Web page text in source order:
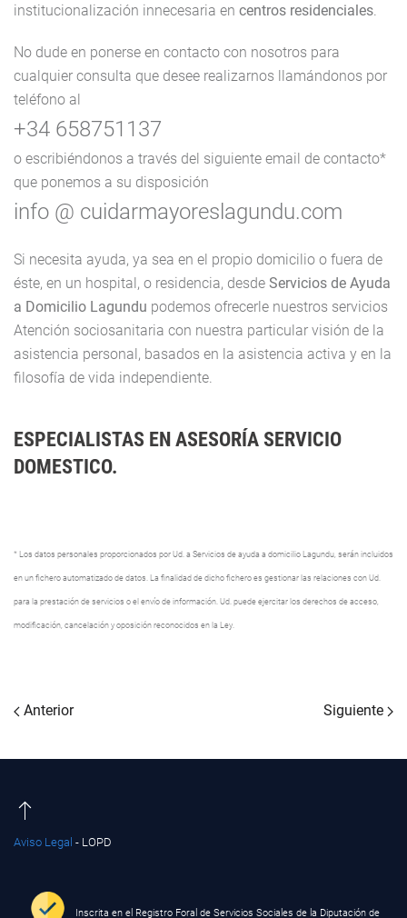
institucionalización innecesaria en centros residenciales.
No dude en ponerse en contacto con nosotros para
cualquier consulta que desee realizarnos llamándonos por
teléfono al
+34 658751137
o escribiéndonos a través del siguiente email de contacto*
que ponemos a su disposición
info @ cuidarmayoreslagundu.com
Si necesita ayuda, ya sea en el propio domicilio o fuera de
éste, en un hospital, o residencia, desde Servicios de Ayuda
a Domicilio Lagundu podemos ofrecerle nuestros servicios
Atención sociosanitaria con nuestra particular visión de la
asistencia personal, basados en la asistencia activa y en la
filosofía de vida independiente.
ESPECIALISTAS EN ASESORÍA SERVICIO
DOMESTICO.
* Los datos personales proporcionados por Ud. a Servicios de ayuda a domicilio Lagundu, serán incluidos
en un fichero automatizado de datos. La finalidad de dicho fichero es gestionar las relaciones con Ud.
para la prestación de servicios o el envío de información. Ud. puede ejercitar los derechos de acceso,
modificación, cancelación y oposición reconocidos en la Ley.
Anterior Siguiente
Aviso Legal - LOPD
Inscrita en el Registro Foral de Servicios Sociales de la Diputación de